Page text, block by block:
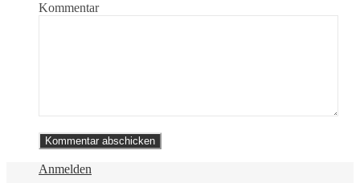
Kommentar
Anmelden